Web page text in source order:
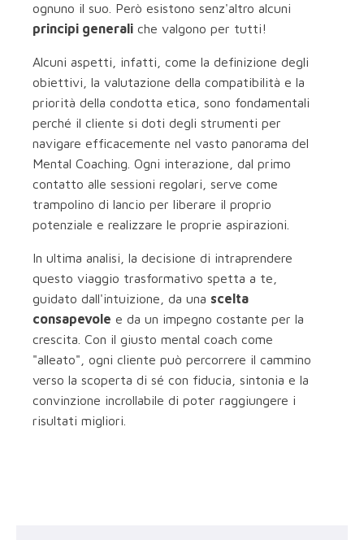
ognuno il suo. Però esistono senz'altro alcuni
principi generali che valgono per tutti!
Alcuni aspetti, infatti, come la definizione degli
obiettivi, la valutazione della compatibilità e la
priorità della condotta etica, sono fondamentali
perché il cliente si doti degli strumenti per
navigare efficacemente nel vasto panorama del
Mental Coaching. Ogni interazione, dal primo
contatto alle sessioni regolari, serve come
trampolino di lancio per liberare il proprio
potenziale e realizzare le proprie aspirazioni.
In ultima analisi, la decisione di intraprendere
questo viaggio trasformativo spetta a te,
guidato dall'intuizione, da una scelta
consapevole e da un impegno costante per la
crescita. Con il giusto mental coach come
"alleato", ogni cliente può percorrere il cammino
verso la scoperta di sé con fiducia, sintonia e la
convinzione incrollabile di poter raggiungere i
risultati migliori.